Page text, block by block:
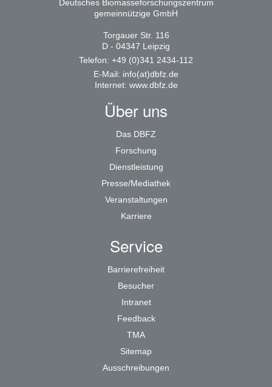
Deutsches Biomasseforschungszentrum
gemeinnützige GmbH
Torgauer Str. 116
D - 04347 Leipzig
Telefon: +49 (0)341 2434-112
E-Mail: info(at)dbfz.de
Internet: www.dbfz.de
Über uns
Das DBFZ
Forschung
Dienstleistung
Presse/Mediathek
Veranstaltungen
Karriere
Service
Barrierefreiheit
Besucher
Intranet
Feedback
TMA
Sitemap
Ausschreibungen